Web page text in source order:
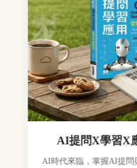
AI提問X學習X應用
AI時代來臨，掌握AI提問與應